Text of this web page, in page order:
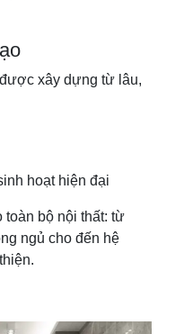
xây dựng từ lâu,
hoạt hiện đại
toàn bộ nội thất: từ
ngủ cho đến hệ